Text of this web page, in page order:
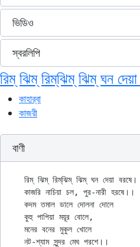
ভিডিও
স্বরলিপি
রিম্‌ ঝিম্‌ রিম্‌ঝিম্ ঝিম্‌ ঘন
কাহার্‌বা
কাজরী
বাণী
রিম্‌ ঝিম্‌ রিম্‌ঝিম্‌ ঝিম্‌ ঘন দেয়া বরষে।
কাজরি নাচিয়া চল, পুর-নারী হরষে।।
কদম তমাল ডালে দোলনা দোলে
কুহু পাপিয়া ময়ূর বোলে,
মনের বনের মুকুল খোলে
নট-শ্যাম সুন্দর মেঘ পরশে।।